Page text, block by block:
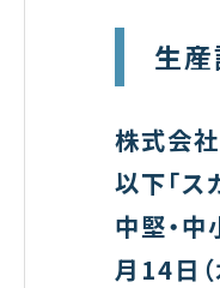
生
株式会
以下「
中堅・
月14日